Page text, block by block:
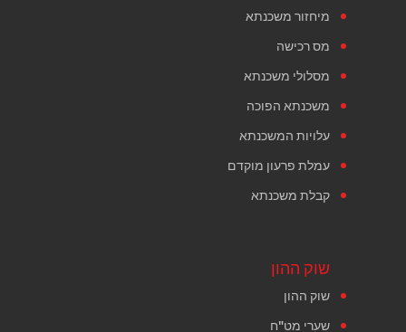
מיחזור משכנתא
מס רכישה
מסלולי משכנתא
משכנתא הפוכה
עלויות המשכנתא
עמלת פרעון מוקדם
קבלת משכנתא
שוק ההון
שוק ההון
שערי מט"ח